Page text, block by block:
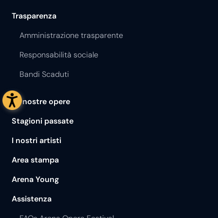
Trasparenza
Amministrazione trasparente
Responsabilità sociale
Bandi Scaduti
Le nostre opere
Stagioni passate
I nostri artisti
Area stampa
Arena Young
Assistenza